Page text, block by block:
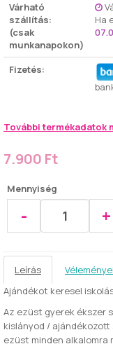
Várható
szállítás:
(csak
munkanapokon)
Ha
Fizetés:
További termékadatok
7.900 Ft
Mennyiség
- +
Leírás
Ajándékot keresel
Az ezüst gyerek ékszer
kislányod / ajándékozott
ezüst minden alkalomra